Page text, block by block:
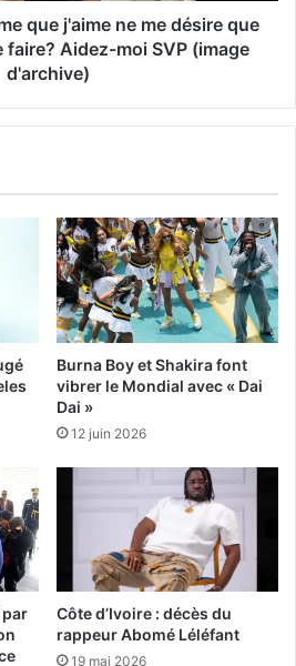
que j'aime ne me désire que
Aidez-moi SVP (image
d'archive)
Burna Boy et Shakira font
vibrer le Mondial avec « Dai
Dai »
12 juin 2026
par
Côte d’Ivoire : décès du
rappeur Abomé Léléfant
19 mai 2026